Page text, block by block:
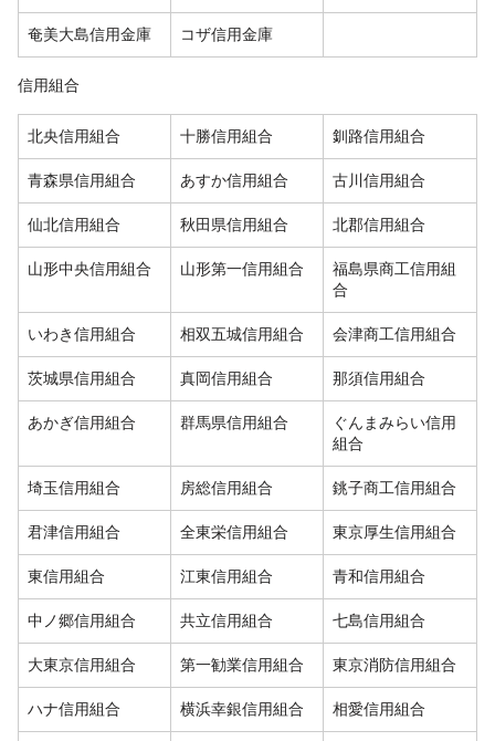
奄美大島信用金庫 コザ信用金庫
信用組合
北央信用組合 十勝信用組合 釧路信用組合
青森県信用組合 あすか信用組合 古川信用組合
仙北信用組合 秋田県信用組合 北郡信用組合
山形中央信用組合 山形第一信用組合
福島県商工信用組
合
いわき信用組合 相双五城信用組合 会津商工信用組合
茨城県信用組合 真岡信用組合 那須信用組合
あかぎ信用組合 群馬県信用組合
ぐんまみらい信用
組合
埼玉信用組合 房総信用組合 銚子商工信用組合
君津信用組合 全東栄信用組合 東京厚生信用組合
東信用組合 江東信用組合 青和信用組合
中ノ郷信用組合 共立信用組合 七島信用組合
大東京信用組合 第一勧業信用組合 東京消防信用組合
ハナ信用組合 横浜幸銀信用組合 相愛信用組合